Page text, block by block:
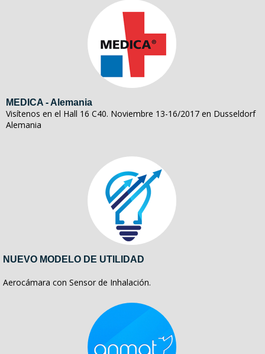
MEDICA - Alemania
Visítenos en el Hall 16 C40. Noviembre 13-16/2017 en Dusseldorf
Alemania
NUEVO MODELO DE UTILIDAD
Aerocámara con Sensor de Inhalación.